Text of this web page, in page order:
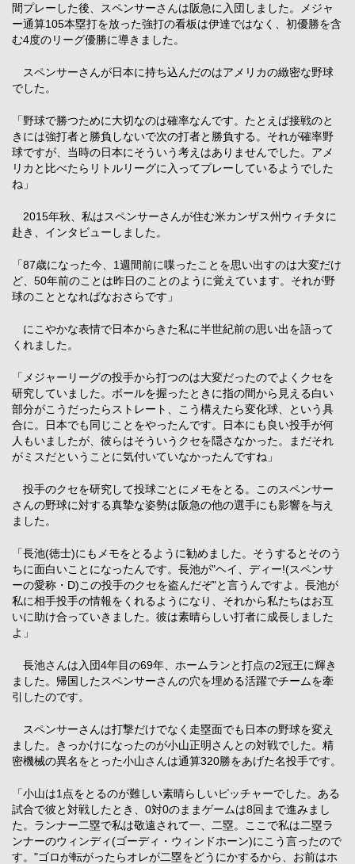
間プレーした後、スペンサーさんは阪急に入団しました。メジャ
ー通算105本塁打を放った強打の看板は伊達ではなく、初優勝を含
む4度のリーグ優勝に導きました。
スペンサーさんが日本に持ち込んだのはアメリカの緻密な野球
でした。
「野球で勝つために大切なのは確率なんです。たとえば接戦のと
きには強打者と勝負しないで次の打者と勝負する。それが確率野
球ですが、当時の日本にそういう考えはありませんでした。アメ
リカと比べたらリトルリーグに入ってプレーしているようでした
ね」
2015年秋、私はスペンサーさんが住む米カンザス州ウィチタに
赴き、インタビューしました。
「87歳になった今、1週間前に喋ったことを思い出すのは大変だけ
ど、50年前のことは昨日のことのように覚えています。それが野
球のこととなればなおさらです」
にこやかな表情で日本からきた私に半世紀前の思い出を語って
くれました。
「メジャーリーグの投手から打つのは大変だったのでよくクセを
研究していました。ボールを握ったときに指の間から見える白い
部分がこうだったらストレート、こう構えたら変化球、という具
合に。日本でも同じことをやったんです。日本にも良い投手が何
人もいましたが、彼らはそういうクセを隠さなかった。まだそれ
がミスだということに気付いていなかったんですね」
投手のクセを研究して投球ごとにメモをとる。このスペンサー
さんの野球に対する真摯な姿勢は阪急の他の選手にも影響を与え
ました。
「長池(徳士)にもメモをとるように勧めました。そうするとそのう
ちに面白いことになったんです。長池が"ヘイ、ディー!(スペンサ
ーの愛称・D)この投手のクセを盗んだぞ"と言うんですよ。長池が
私に相手投手の情報をくれるようになり、それから私たちはお互
いに助け合っていきました。彼は素晴らしい打者に成長しました
よ」
長池さんは入団4年目の69年、ホームランと打点の2冠王に輝き
ました。帰国したスペンサーさんの穴を埋める活躍でチームを牽
引したのです。
スペンサーさんは打撃だけでなく走塁面でも日本の野球を変え
ました。きっかけになったのが小山正明さんとの対戦でした。精
密機械の異名をとった小山さんは通算320勝をあげた名投手です。
「小山は1点をとるのが難しい素晴らしいピッチャーでした。ある
試合で彼と対戦したとき、0対0のままゲームは8回まで進みまし
た。ランナー二塁で私は敬遠されて一、二塁。ここで私は二塁ラ
ンナーのウィンディ(ゴーディ・ウィンドホーン)にこう言ったので
す。"ゴロが転がったらオレが二塁をどうにかするから、お前はホ